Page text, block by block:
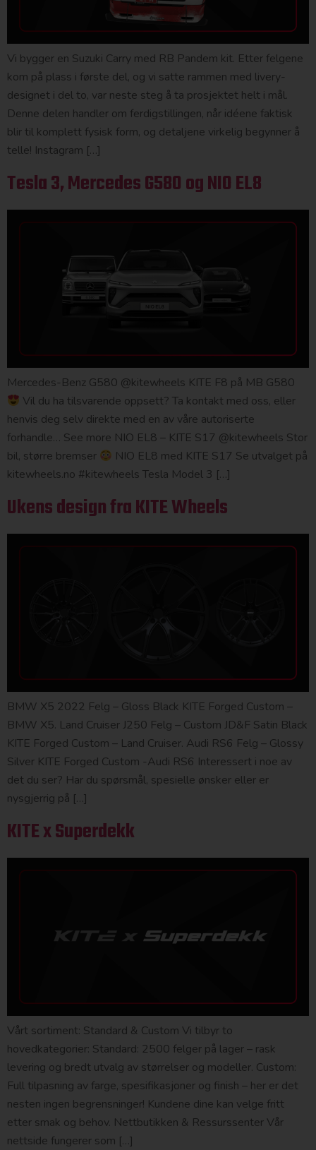
Vi bygger en Suzuki Carry med RB Pandem kit. Etter felgene
kom på plass i første del, og vi satte rammen med livery-
designet i del to, var neste steg å ta prosjektet helt i mål.
Denne delen handler om ferdigstillingen, når idéene faktisk
blir til komplett fysisk form, og detaljene virkelig begynner å
telle! Instagram […]
Tesla 3, Mercedes G580 og NIO EL8
Mercedes-Benz G580 @kitewheels KITE F8 på MB G580
Vil du ha tilsvarende oppsett? Ta kontakt med oss, eller
henvis deg selv direkte med en av våre autoriserte
forhandle… See more NIO EL8 – KITE S17 @kitewheels Stor
bil, større bremser
NIO EL8 med KITE S17 Se utvalget på
kitewheels.no #kitewheels Tesla Model 3 […]
Ukens design fra KITE Wheels
BMW X5 2022 Felg – Gloss Black KITE Forged Custom –
BMW X5. Land Cruiser J250 Felg – Custom JD&F Satin Black
KITE Forged Custom – Land Cruiser. Audi RS6 Felg – Glossy
Silver KITE Forged Custom -Audi RS6 Interessert i noe av
det du ser? Har du spørsmål, spesielle ønsker eller er
nysgjerrig på […]
KITE x Superdekk
Vårt sortiment: Standard & Custom Vi tilbyr to
hovedkategorier: Standard: 2500 felger på lager – rask
levering og bredt utvalg av størrelser og modeller. Custom:
Full tilpasning av farge, spesifikasjoner og finish – her er det
nesten ingen begrensninger! Kundene dine kan velge fritt
etter smak og behov. Nettbutikken & Ressurssenter Vår
nettside fungerer som […]